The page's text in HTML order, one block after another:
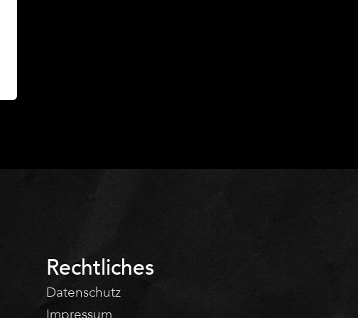
Rechtliches
Datenschutz
Impressum